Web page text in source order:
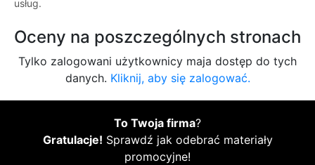
usług.
Oceny na poszczególnych stronach
Tylko zalogowani użytkownicy maja dostęp do tych
danych. Kliknij, aby się zalogować.
To Twoja firma?
Gratulacje! Sprawdź jak odebrać materiały
promocyjne!